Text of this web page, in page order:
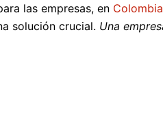
las empresas, en Colombia
solución crucial. Una